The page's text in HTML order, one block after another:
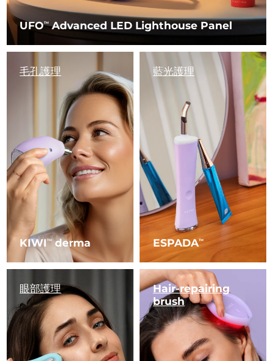
UFOTMAdvanced LED Lighthouse Panel
KIWITMderma
毛孔護理
ESPADATM
藍光護理
眼部護理
Hair-repairing
brush